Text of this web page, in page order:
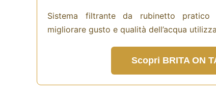
Sistema filtrante da rubinetto
migliorare gusto e qualità dell’acqua
Scopri BRITA ON